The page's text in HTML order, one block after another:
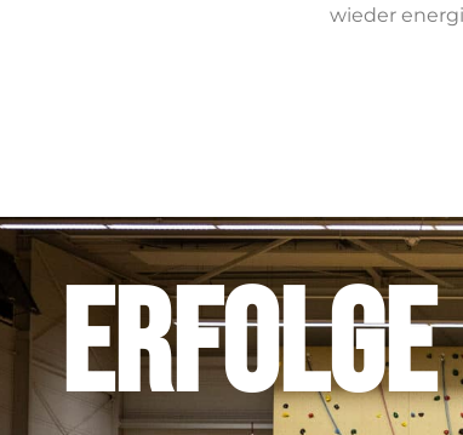
wieder
ERFOLGE